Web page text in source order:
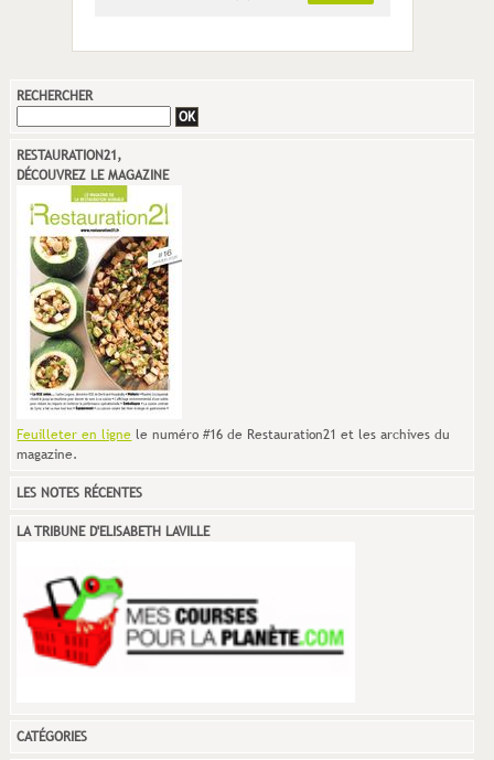
RECHERCHER
RESTAURATION21,
DÉCOUVREZ LE MAGAZINE
Feuilleter en ligne le numéro #16 de Restauration21 et les archives du
magazine.
LES NOTES RÉCENTES
LA TRIBUNE D'ELISABETH LAVILLE
CATÉGORIES